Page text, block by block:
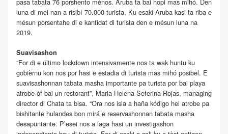
luna di mei nan a risibí 70.000 turista. Ku esaki Aruba kasi ta riba e
mésun porsentahe di e kantidat di turista den e mésun luna na
2019.
Suavisashon
“For di e último lockdown intensivamente nos ta wak huntu ku
gobièrnu kon nos por hasi e estadia di turista mas mihó posibel. E
suavisashonnan tabata masha importante pa turista por bai playa
atrobe òf bai un restorant”, Maria Helena Seferina-Rojas, managing
director di Chata ta bisa. “Ora nos isla a haña kódigo hel atrobe pa
bishitante hulandes bon mirá e reservashonnan tabata masha
desapuntante. P’esei nos a laga hasi un investigashon